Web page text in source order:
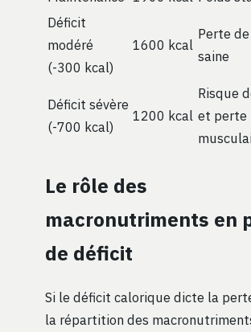
Déficit
modéré
(-300 kcal)
1600 kcal
Perte
saine
Déficit sévère
(-700 kcal)
1200 kcal
Risque
et perte
Le rôle des
macronutriments en
de déficit
Si le déficit calorique dicte la
la répartition des